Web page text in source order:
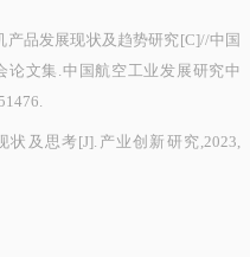
产品发展现状及趋势研究[C]//中国
文集.中国航空工业发展研究中
及思考[J].产业创新研究,2023,